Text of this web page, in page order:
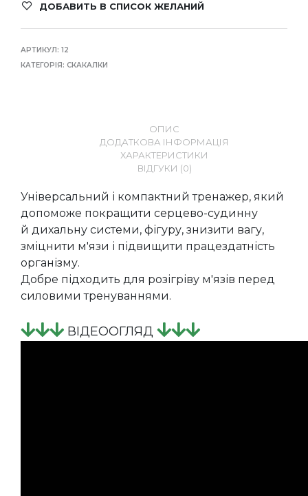
ДОБАВИТЬ В СПИСОК ЖЕЛАНИЙ
АРТИКУЛ: 12
КАТЕГОРІЯ: СКАКАЛКИ
ОПИС
ДОДАТКОВА ІНФОРМАЦІЯ
ХАРАКТЕРИСТИКИ
ВІДГУКИ (0)
Універсальний і компактний тренажер, який
допоможе покращити серцево-судинну
й дихальну системи, фігуру, знизити вагу,
зміцнити м'язи і підвищити працездатність
організму.
Добре підходить для розігріву м'язів перед
силовими тренуваннями.
ВІДЕООГЛЯД